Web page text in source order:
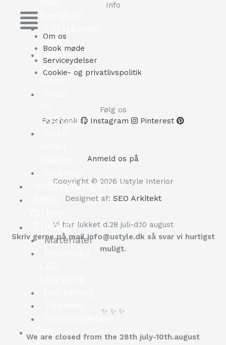
skab
Walk-
in
skråvægge
Indbygningsreol
Tilvalg
Materialer
Om
Info
Om os
Book møde
Serviceydelser
Cookie- og privatlivspolitik
Følg os
Facebook
Instagram Pinterest
Anmeld os på
Copyright © 2026 Ustyle Interior
Designet af: SEO Arkitekt
Vi har lukket d.28 juli-d.10 august
Skriv gerne på mail info@ustyle.dk så svar vi hurtigst
muligt.
✨ ✨ ✨
We are closed from the 28th july-10th.august